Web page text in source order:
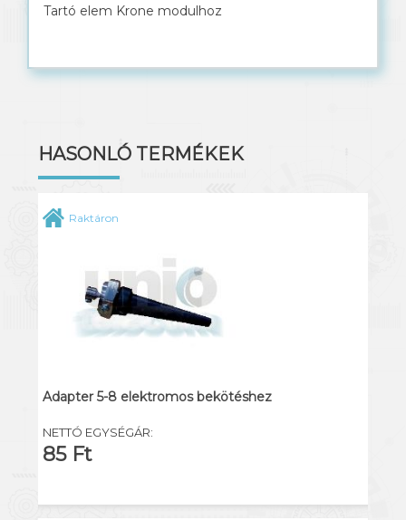
Tartó elem Krone modulhoz
HASONLÓ TERMÉKEK
Raktáron
Adapter 5-8 elektromos bekötéshez
NETTÓ EGYSÉGÁR:
85 Ft